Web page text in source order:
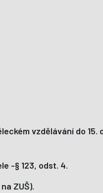
vzdělávání do 15.
-§ 123, odst. 4.
ZUŠ).